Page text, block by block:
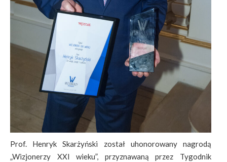
Prof. Henryk Skarżyński został uhonorowany nagrodą
„Wizjonerzy XXI wieku”, przyznawaną przez Tygodnik